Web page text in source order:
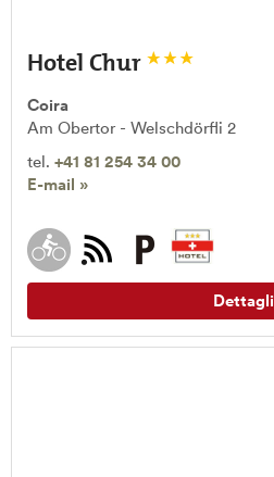
Hotel Chur
Coira
Am Obertor - Welschdörfli 2
tel. +41 81 254 34 00
E-mail »
Dettagli